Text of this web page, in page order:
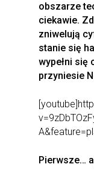
obszarze
ciekawie.
zniwelują
stanie się
wypełni się
przyniesie
Pierwsze…